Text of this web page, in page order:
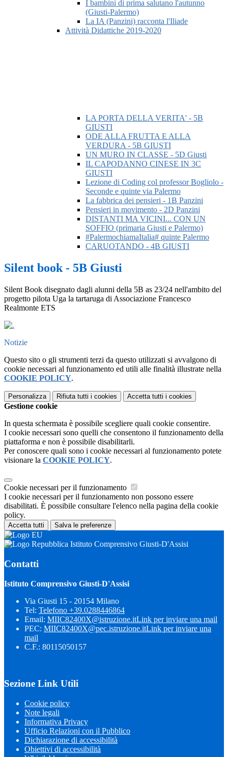
I bambini di prima salutano l'autunno
(Giusti-Palermo)
La IA (Panzini) racconta l'Iliade
Attività Didattiche 2019-2020
LA PORTA DELLA VERITA' - 5B
GIUSTI
ODE ALLA FRUTTA E ALLA
VERDURA - 5B GIUSTI
UN MURO IN CLASSE - 5D Giusti
IL CAPODANNO CINESE IN 3C
GIUSTI
Lezione di Coding col professor Bogliolo -
Seconde e quinte via Palermo
La fabbrica dei pensieri - 1B Panzini
Pensieri in movimento - 2D Panzini
DISTANTI MA VICINI... CON UN
SOFFIO (primaria Giusti e Palermo)
#PalermochiamaItalia# quinte Palermo
CARUOTANDO - 4B GIUSTI
Silent book - 5B Giusti
Silent Book disegnato dagli alunni della 5B as 23/24 nell'ambito del
progetto pilota Uga la tartaruga di Associazione Francesco
Realmonte ETS
Notizie
Questo sito o gli strumenti terzi da questo utilizzati si avvalgono di
cookie necessari al funzionamento ed utili alle finalità illustrate nella
COOKIE POLICY.
Personalizza Rifiuta tutti i cookies Accetta tutti i cookies
Gestione cookie
In questa schermata è possibile scegliere quali cookie consentire.
I cookie necessari sono quelli che consentono il funzionamento della
piattaforma e non è possibile disabilitarli.
Per conoscere quali sono i cookie necessari al funzionamento potete
visionare la COOKIE POLICY.
Cookie necessari per il funzionamento
I cookie necessari per il funzionamento non possono essere
disabilitati. È possibile consultare l'elenco nella pagina della cookie
policy.
Accetta tutti Salva le preferenze
Istituto Comprensivo Giusti-D'Assisi
Contatti
Istituto Comprensivo Giusti-D'Assisi
Via Giusti 15 - 20154 Milano
Tel: Telefono +39.0288446864
Email: MIIC82400X@istruzione.itLink per inviare una mail
PEC: MIIC82400X@pec.istruzione.itLink per inviare una
mail
C.F.: 80115050157
Sezione Link Utili
Cookie policy
Note legali
Informativa Privacy
Ufficio Relazioni con il Pubblico
Dichiarazione di accessibilità
Obiettivi di accessibilità